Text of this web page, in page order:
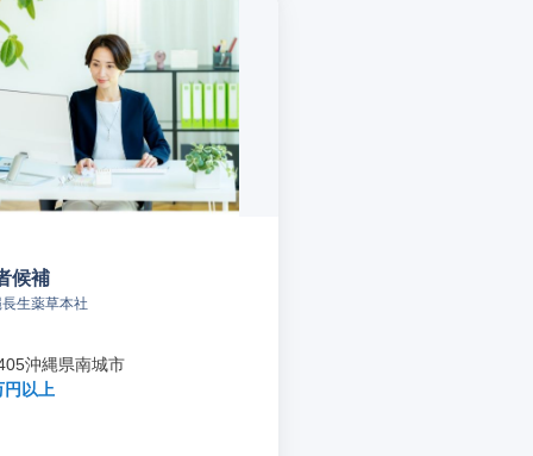
候補
生薬草本社
沖縄県南城市
以上